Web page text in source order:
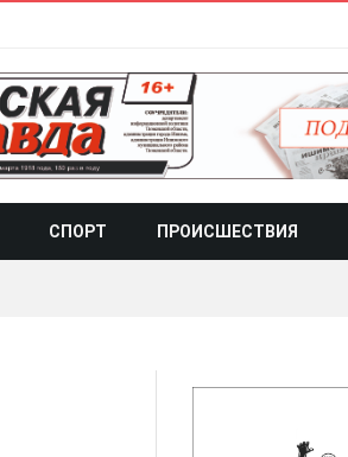
СПОРТ ПРОИСШЕСТВИЯ